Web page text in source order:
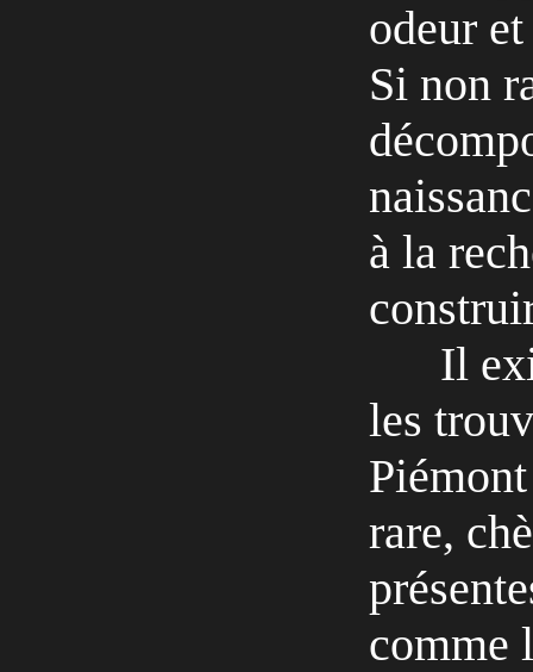
odeur
Si non
à la
Il
les
rare,
comme